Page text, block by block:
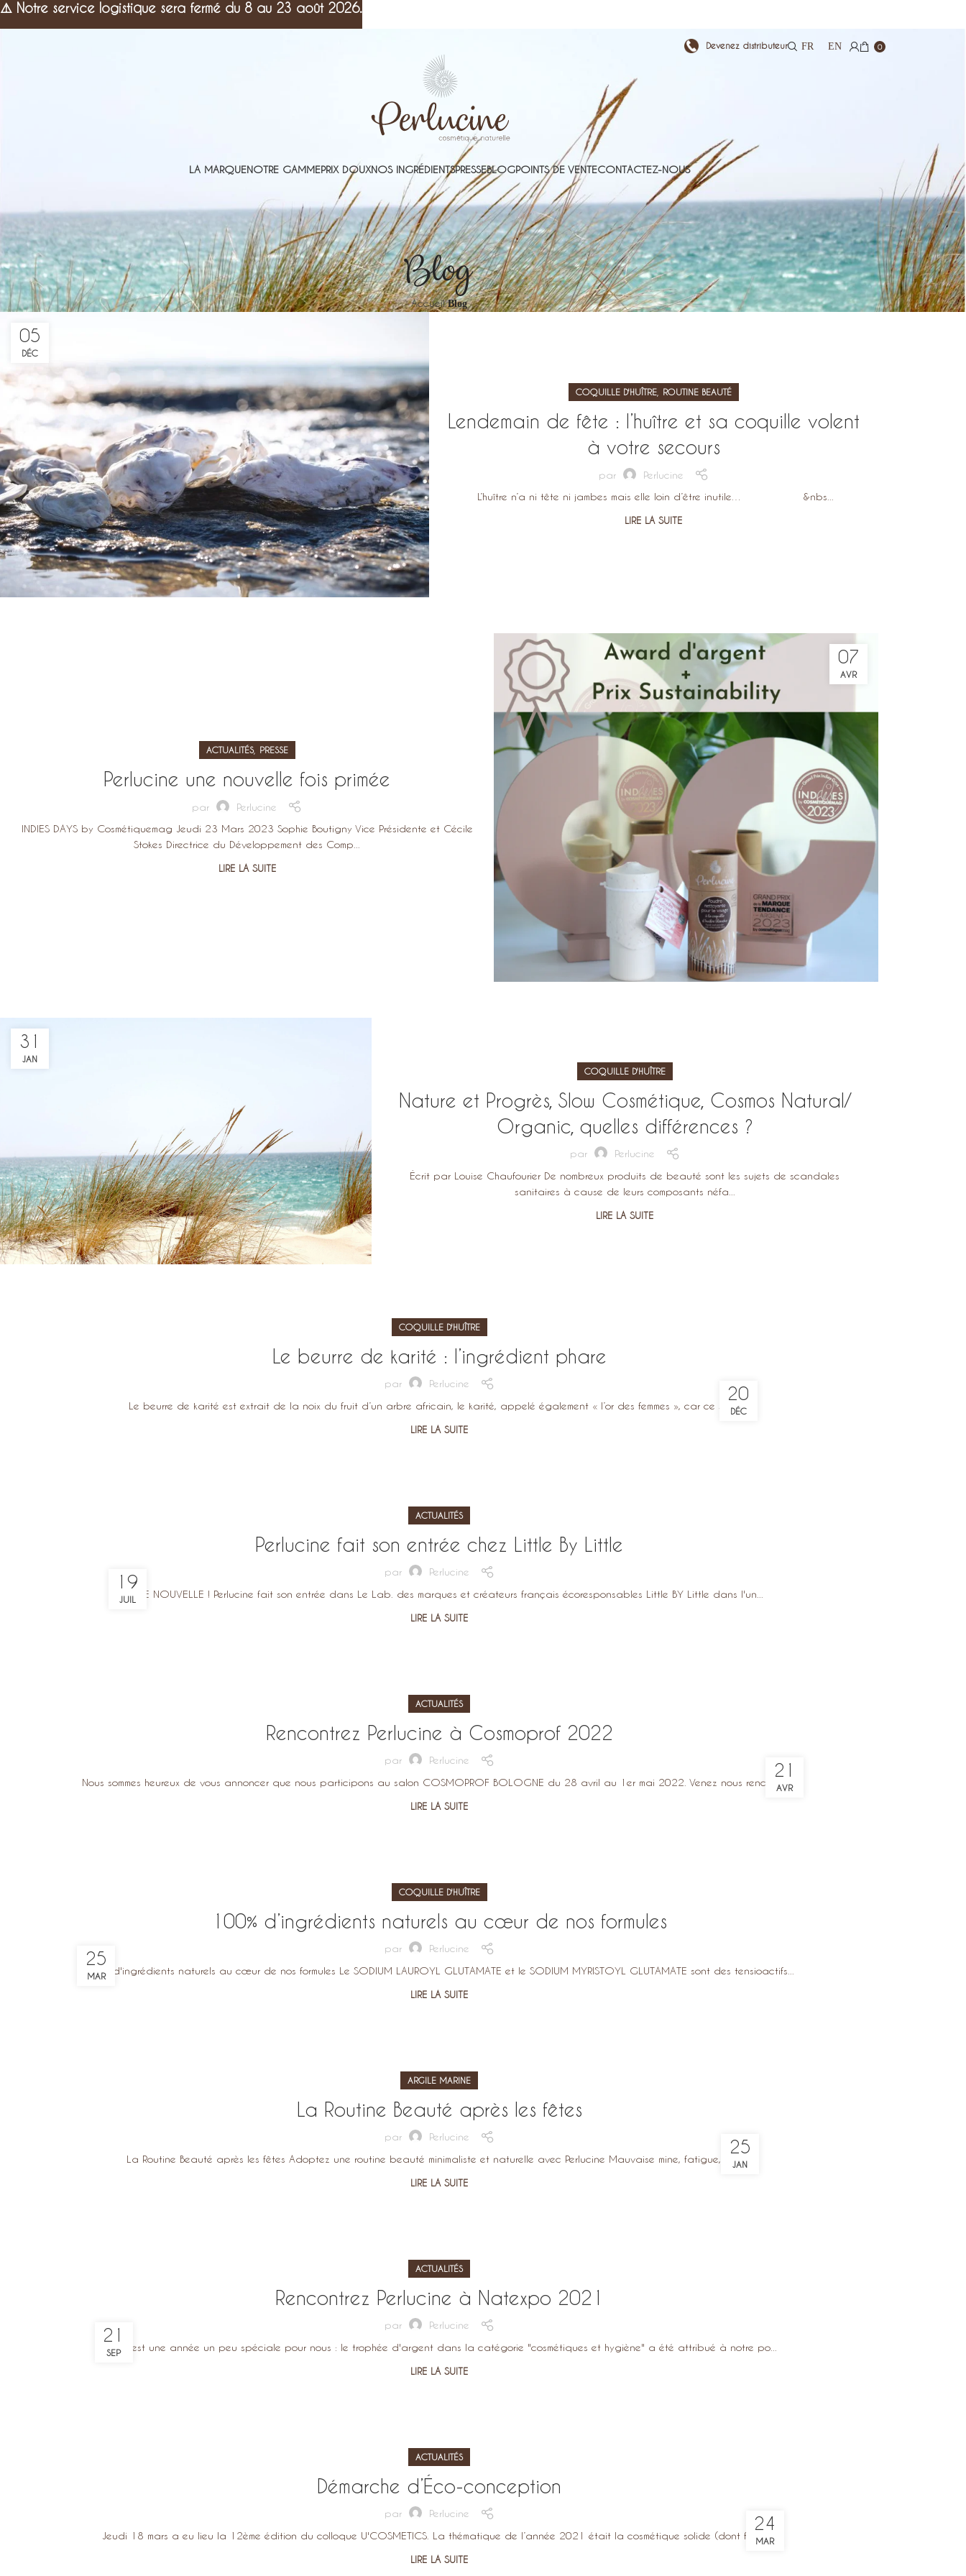
Devenez distributeur FR EN 0
LA MARQUENOTRE GAMMEPRIX DOUXNOS INGRÉDIENTSPRESSEBLOGPOINTS DE VENTECONTACTEZ-NOUS
Blog
Accueil Blog
05
DÉC
COQUILLE D'HUÎTRE, ROUTINE BEAUTÉ
Lendemain de fête : l’huître et sa coquille volent
à votre secours
par
Perlucine
L’huître n’a ni tête ni jambes mais elle loin d’être inutile… &nbs...
LIRE LA SUITE
07
AVR
ACTUALITÉS, PRESSE
Perlucine une nouvelle fois primée
par
Perlucine
INDIES DAYS by Cosmétiquemag Jeudi 23 Mars 2023 Sophie Boutigny Vice Présidente et Cécile
Stokes Directrice du Développement des Comp...
LIRE LA SUITE
31
JAN
COQUILLE D'HUÎTRE
Nature et Progrès, Slow Cosmétique, Cosmos Natural/
Organic, quelles différences ?
par
Perlucine
Écrit par Louise Chaufourier De nombreux produits de beauté sont les sujets de scandales
sanitaires à cause de leurs composants néfa...
LIRE LA SUITE
20
DÉC
COQUILLE D'HUÎTRE
Le beurre de karité : l’ingrédient phare
par
Perlucine
Le beurre de karité est extrait de la noix du fruit d’un arbre africain, le karité, appelé également « l’or des femmes », car ce sont l...
LIRE LA SUITE
19
JUIL
ACTUALITÉS
Perlucine fait son entrée chez Little By Little
par
Perlucine
BONNE NOUVELLE ! Perlucine fait son entrée dans Le Lab. des marques et créateurs français écoresponsables Little BY Little dans l'un...
LIRE LA SUITE
21
AVR
ACTUALITÉS
Rencontrez Perlucine à Cosmoprof 2022
par
Perlucine
Nous sommes heureux de vous annoncer que nous participons au salon COSMOPROF BOLOGNE du 28 avril au 1er mai 2022. Venez nous rencontre...
LIRE LA SUITE
25
MAR
COQUILLE D'HUÎTRE
100% d’ingrédients naturels au cœur de nos formules
par
Perlucine
100% d'ingrédients naturels au cœur de nos formules Le SODIUM LAUROYL GLUTAMATE et le SODIUM MYRISTOYL GLUTAMATE sont des tensioactifs...
LIRE LA SUITE
25
JAN
ARGILE MARINE
La Routine Beauté après les fêtes
par
Perlucine
La Routine Beauté après les fêtes Adoptez une routine beauté minimaliste et naturelle avec Perlucine Mauvaise mine, fatigue, alco...
LIRE LA SUITE
21
SEP
ACTUALITÉS
Rencontrez Perlucine à Natexpo 2021
par
Perlucine
2021 est une année un peu spéciale pour nous : le trophée d'argent dans la catégorie "cosmétiques et hygiène" a été attribué à notre po...
LIRE LA SUITE
24
MAR
ACTUALITÉS
Démarche d’Éco-conception
par
Perlucine
Jeudi 18 mars a eu lieu la 12ème édition du colloque U'COSMETICS. La thématique de l’année 2021 était la cosmétique solide (dont fait p...
LIRE LA SUITE
⚠️ Notre service logistique sera fermé du 8 au 23 août 2026.